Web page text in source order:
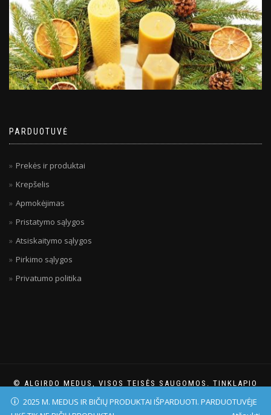
PARDUOTUVĖ
Prekės ir produktai
Krepšelis
Apmokėjimas
Pristatymo sąlygos
Atsiskaitymo sąlygos
Pirkimo sąlygos
Privatumo politika
© ALGIRDO MEDUS, VISOS TEISĖS SAUGOMOS. TINKLAPIO
TURINĮ IR/ARBA NUOTRAUKAS BE SUTIKIMO PLATINTI
DRAUDŽIAMA.
2025 M. MEDUS IR BIČIŲ PRODUKTAI IŠPARDUOTI. PARDUOTUVĖJE